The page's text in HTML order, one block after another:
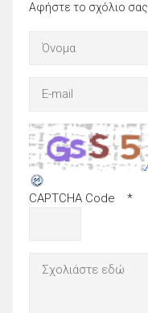
Αφήστε το σχόλιο σας
CAPTCHA Code *